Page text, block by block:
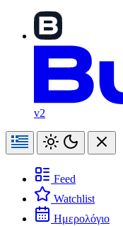
v2
Feed
Watchlist
Ημερολόγιο